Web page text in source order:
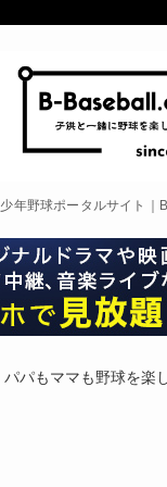
少年野球ポータルサイト｜
パパもママも野球を楽